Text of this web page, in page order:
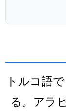
トルコ語
る。アラ